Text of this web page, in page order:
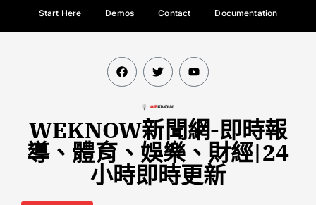
Start Here Demos Contact Documentation
WEKNOW新聞網-即時報
導、體育、娛樂、財經|24
小時即時更新